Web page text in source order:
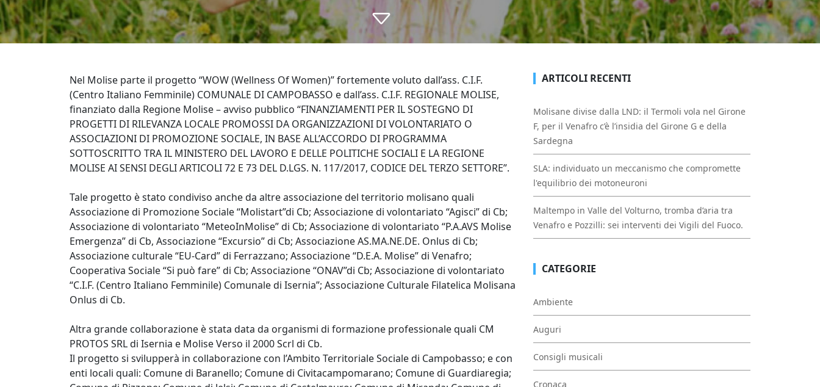
Nel Molise parte il progetto “WOW (Wellness Of Women)” fortemente voluto dall’ass. C.I.F.
(Centro Italiano Femminile) COMUNALE DI CAMPOBASSO e dall’ass. C.I.F. REGIONALE MOLISE,
finanziato dalla Regione Molise – avviso pubblico “FINANZIAMENTI PER IL SOSTEGNO DI
PROGETTI DI RILEVANZA LOCALE PROMOSSI DA ORGANIZZAZIONI DI VOLONTARIATO O
ASSOCIAZIONI DI PROMOZIONE SOCIALE, IN BASE ALL’ACCORDO DI PROGRAMMA
SOTTOSCRITTO TRA IL MINISTERO DEL LAVORO E DELLE POLITICHE SOCIALI E LA REGIONE
MOLISE AI SENSI DEGLI ARTICOLI 72 E 73 DEL D.LGS. N. 117/2017, CODICE DEL TERZO SETTORE”.
Tale progetto è stato condiviso anche da altre associazione del territorio molisano quali
Associazione di Promozione Sociale “Molistart”di Cb; Associazione di volontariato “Agisci” di Cb;
Associazione di volontariato “MeteoInMolise” di Cb; Associazione di volontariato “P.A.AVS Molise
Emergenza” di Cb, Associazione “Excursio” di Cb; Associazione AS.MA.NE.DE. Onlus di Cb;
Associazione culturale “EU-Card” di Ferrazzano; Associazione “D.E.A. Molise” di Venafro;
Cooperativa Sociale “Si può fare” di Cb; Associazione “ONAV”di Cb; Associazione di volontariato
“C.I.F. (Centro Italiano Femminile) Comunale di Isernia”; Associazione Culturale Filatelica Molisana
Onlus di Cb.
Altra grande collaborazione è stata data da organismi di formazione professionale quali CM
PROTOS SRL di Isernia e Molise Verso il 2000 Scrl di Cb.
Il progetto si svilupperà in collaborazione con l’Ambito Territoriale Sociale di Campobasso; e con
enti locali quali: Comune di Baranello; Comune di Civitacampomarano; Comune di Guardiaregia;
ARTICOLI RECENTI
Molisane divise dalla LND: il Termoli vola nel Girone
F, per il Venafro c’è l’insidia del Girone G e della
Sardegna
SLA: individuato un meccanismo che compromette
l'equilibrio dei motoneuroni
Maltempo in Valle del Volturno, tromba d’aria tra
Venafro e Pozzilli: sei interventi dei Vigili del Fuoco.
CATEGORIE
Ambiente
Auguri
Consigli musicali
Cronaca